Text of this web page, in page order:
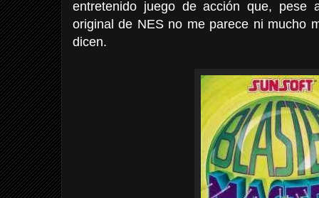
entretenido juego de acción que,
original de NES no me parece ni mucho
dicen.